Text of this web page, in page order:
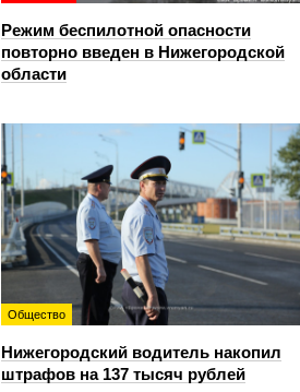
Режим беспилотной опасности
повторно введен в Нижегородской
области
Общество
Нижегородский водитель накопил
штрафов на 137 тысяч рублей